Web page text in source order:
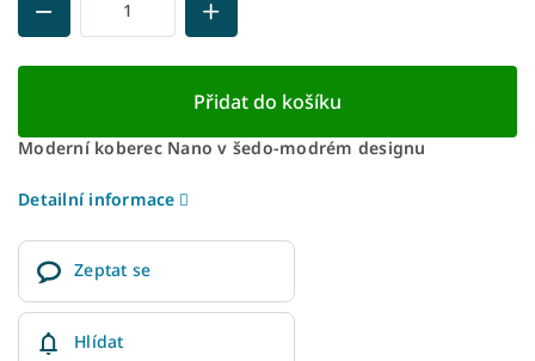
Přidat do košíku
Moderní koberec Nano v šedo-modrém designu
Detailní informace
Zeptat se
Hlídat